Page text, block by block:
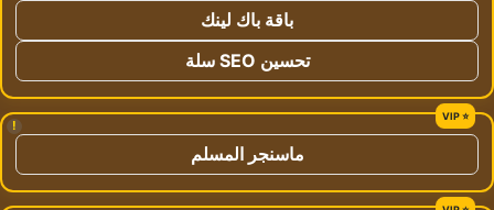
باقة باك لينك
تحسين SEO سلة
!
ماسنجر المسلم